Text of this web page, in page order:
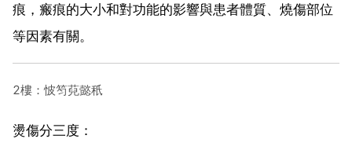
痕，瘢痕的大小和對功能的影響與患者體質、燒傷部位
等因素有關。
2樓：怶笉萖懿秖
燙傷分三度：